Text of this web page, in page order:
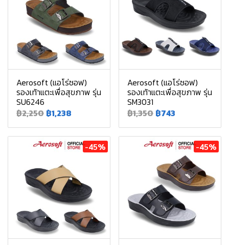
Aerosoft (แอโร่ซอฟ)
รองเท้าแตะเพื่อสุขภาพ รุ่น
SU6246
฿2,250 ฿1,238
Aerosoft (แอโร่ซอฟ)
รองเท้าแตะเพื่อสุขภาพ รุ่น
SM3031
฿1,350 ฿743
-45% -45%